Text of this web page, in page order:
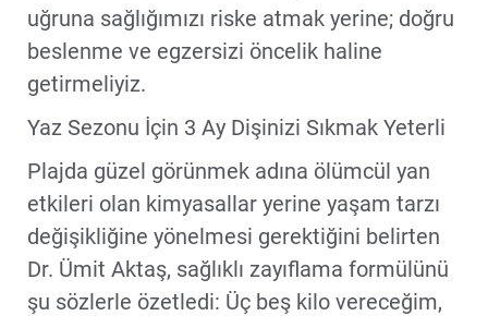
uğruna sağlığımızı riske atmak yerine; doğru
beslenme ve egzersizi öncelik haline
getirmeliyiz.
Yaz Sezonu İçin 3 Ay Dişinizi Sıkmak Yeterli
Plajda güzel görünmek adına ölümcül yan
etkileri olan kimyasallar yerine yaşam tarzı
değişikliğine yönelmesi gerektiğini belirten
Dr. Ümit Aktaş, sağlıklı zayıflama formülünü
şu sözlerle özetledi: Üç beş kilo vereceğim,